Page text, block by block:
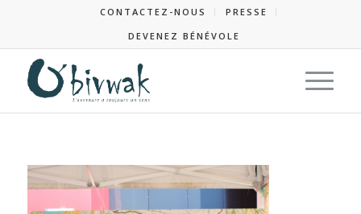
CONTACTEZ-NOUS
PRESSE
DEVENEZ BÉNÉVOLE